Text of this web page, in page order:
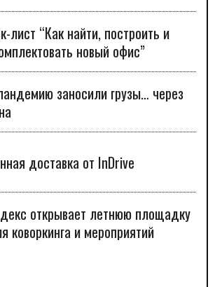
лист “Как найти, построить и
новый офис”
заносили грузы… через
доставка от InDrive
открывает летнюю площадку
коворкинга и мероприятий